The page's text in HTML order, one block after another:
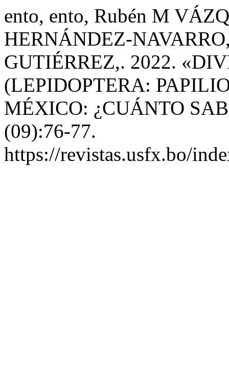
ento, ento, Rubén M
HERNÁNDEZ-
GUTIÉRREZ,. 2022.
(LEPIDOPTERA:
MÉXICO: ¿CUÁNTO
(09):76-77.
https://revistas.usfx.bo/